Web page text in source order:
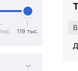
119 тыс.